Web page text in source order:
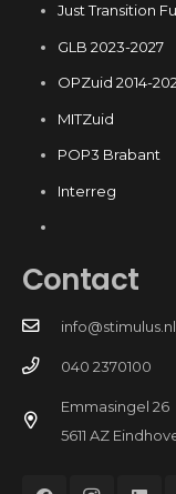
Just Transition
GLB 2023-2027
OPZuid 2014-
MITZuid
POP3 Brabant
Interreg
Contact
info@stimulus.nl
040 2370100
Emmasingel 26
5611 AZ